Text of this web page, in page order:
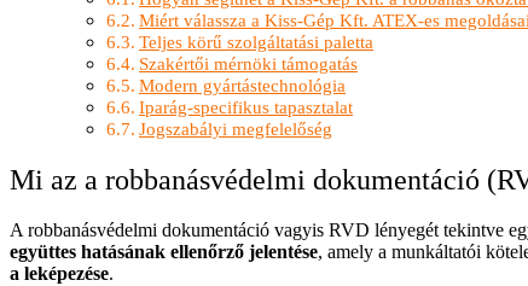
Miért válassza a Kiss-Gép Kft. ATEX-es
Teljes körű szolgáltatási paletta
Szakértői mérnöki támogatás
Modern gyártástechnológia
Iparág-specifikus tapasztalat
Jogszabályi megfelelőség
Mi az a robbanásvédelmi dokumentáció
A robbanásvédelmi dokumentáció vagyis RVD lényegét tekintve
együttes hatásának ellenőrző jelentése, amely a munkáltatói
a leképezése.